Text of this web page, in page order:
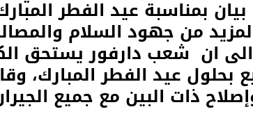
بمناسبة عيد الفطر
من جهود السلام
الى ان شعب دارفور يستحق
بحلول عيد الفطر المبارك،
ذات البين مع جميع